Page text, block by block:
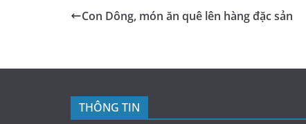
Con Dông, món ăn quê lên hàng đặc sản
THÔNG TIN